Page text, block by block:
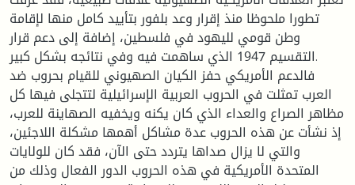
تطورا ملحوظا منذ إقرار وعد بلفور بتأييد كامل منها لإقامة
وطن قومي لليهود في فلسطين، إضافة إلى دعم قرار
التقسيم 1947 الذي ساهمت فيه وفي نتائجه بشكل كبير.
فالدعم الأمريكي حفز الكيان الصهيوني للقيام بحروب ضد
العرب تمثلت في الحروب العربية الإسرائيلية لتتجلى فيها كل
مظاهر الصراع والعداء الذي كان يكنه ويخفيه الصهاينة للعرب،
إذ نشأت عن هذه الحروب عدة مشاكل أهمها مشكلة اللاجئين،
والتي لا يزال صداها يتردد حتى الآن، فقد كان للولايات
المتحدة الأمريكية في هذه الحروب الدور الفعال وذلك من